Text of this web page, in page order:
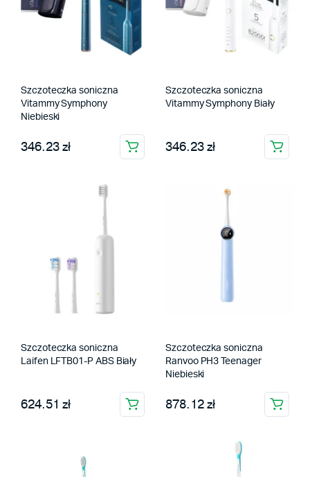
Szczoteczka soniczna
Vitammy Symphony
Niebieski
346.23 zł
Szczoteczka soniczna
Vitammy Symphony Biały
346.23 zł
Szczoteczka soniczna
Laifen LFTB01-P ABS Biały
624.51 zł
Szczoteczka soniczna
Ranvoo PH3 Teenager
Niebieski
878.12 zł